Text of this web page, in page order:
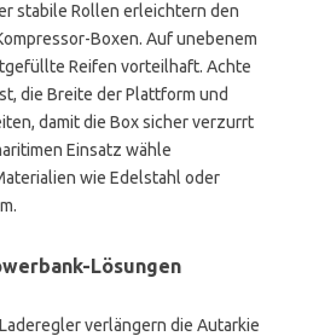
stabile Rollen erleichtern den
Boxen. Auf unebenem
Reifen vorteilhaft. Achte
die Breite der Plattform und
damit die Box sicher verzurrt
Einsatz wähle
wie Edelstahl oder
Lösungen
verlängern die Autarkie